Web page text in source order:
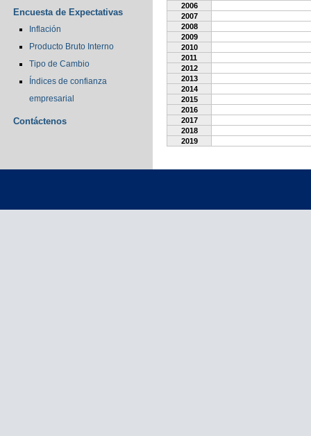
Encuesta de Expectativas
Inflación
Producto Bruto Interno
Tipo de Cambio
Índices de confianza
empresarial
Contáctenos
2006
2007
2008
2009
2010
2011
2012
2013
2014
2015
2016
2017
2018
2019